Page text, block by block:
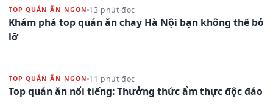
TOP QUÁN ĂN NGON 13 phút đọc
Khám phá top quán ăn chay Hà Nội bạn không thể bỏ
lỡ
TOP QUÁN ĂN NGON 11 phút đọc
Top quán ăn nổi tiếng: Thưởng thức ẩm thực độc đáo